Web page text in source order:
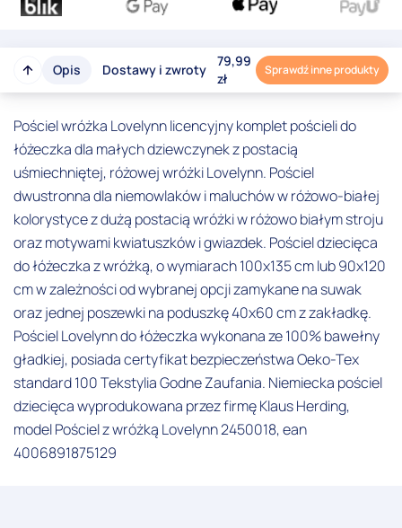
Opis Dostawy i zwroty
79,99
zł
Sprawdź inne produkty
Pościel wróżka Lovelynn licencyjny komplet pościeli do
łóżeczka dla małych dziewczynek z postacią
uśmiechniętej, różowej wróżki Lovelynn. Pościel
dwustronna dla niemowlaków i maluchów w różowo-białej
kolorystyce z dużą postacią wróżki w różowo białym stroju
oraz motywami kwiatuszków i gwiazdek. Pościel dziecięca
do łóżeczka z wróżką, o wymiarach 100x135 cm lub 90x120
cm w zależności od wybranej opcji zamykane na suwak
oraz jednej poszewki na poduszkę 40x60 cm z zakładkę.
Pościel Lovelynn do łóżeczka wykonana ze 100% bawełny
gładkiej, posiada certyfikat bezpieczeństwa Oeko-Tex
standard 100 Tekstylia Godne Zaufania. Niemiecka pościel
dziecięca wyprodukowana przez firmę Klaus Herding,
model Pościel z wróżką Lovelynn 2450018, ean
4006891875129